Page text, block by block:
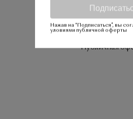
Нажав на “Подписаться”, вы
уловиями публичной оферты
Публичная